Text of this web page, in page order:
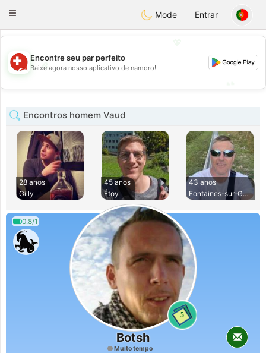
Suissi
Toggle
Mode Entrar
💖
💕
Encontre seu par perfeito
Baixe agora nosso aplicativo de namoro!
Encontros homem Vaud
28 anos
Gilly
45 anos
Étoy
43 anos
Fontaines-sur-Gran
0.8/1
5
Botsh
Muito tempo